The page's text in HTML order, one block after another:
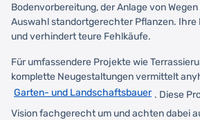
Bodenvorbereitung, der Anlage von
Auswahl standortgerechter Pflanzen. Ihre
und verhindert teure Fehlkäufe.
Für umfassendere Projekte wie
komplette Neugestaltungen vermittelt
Garten- und Landschaftsbauer . Diese
Vision fachgerecht um und achten dabei